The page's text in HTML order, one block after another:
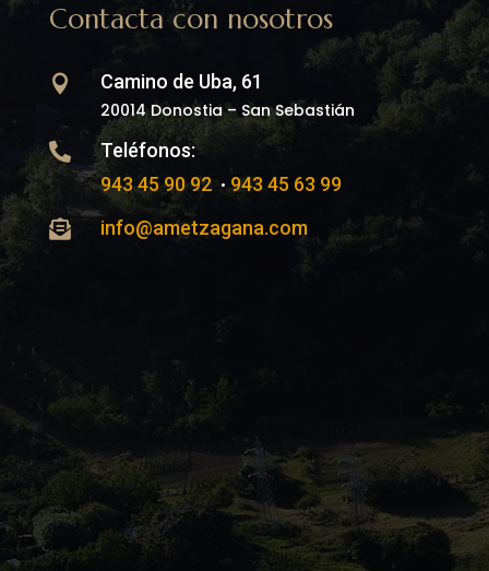
Contacta con nosotros
 Camino de Uba, 61
20014 Donostia – San Sebastián

Teléfonos:
943 45 90 92•943 45 63 99

info@ametzagana.com